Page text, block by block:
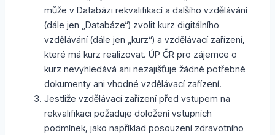
může v Databázi rekvalifikací a dalšího vzdělávání
(dále jen „Databáze“) zvolit kurz digitálního
vzdělávání (dále jen „kurz“) a vzdělávací zařízení,
které má kurz realizovat. ÚP ČR pro zájemce o
kurz nevyhledává ani nezajišťuje žádné potřebné
dokumenty ani vhodné vzdělávací zařízení.
Jestliže vzdělávací zařízení před vstupem na
rekvalifikaci požaduje doložení vstupních
podmínek, jako například posouzení zdravotního